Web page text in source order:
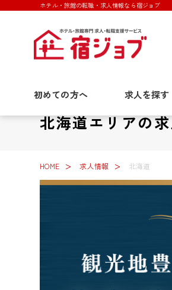
ホテル・旅館の転職・求人情報なら宿ジョブ
初めての方へ 求人を探す
北海道エリアの
HOME 求人情報 北海道